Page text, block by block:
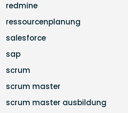
redmine
ressourcenplanung
salesforce
sap
scrum
scrum master
scrum master ausbildung